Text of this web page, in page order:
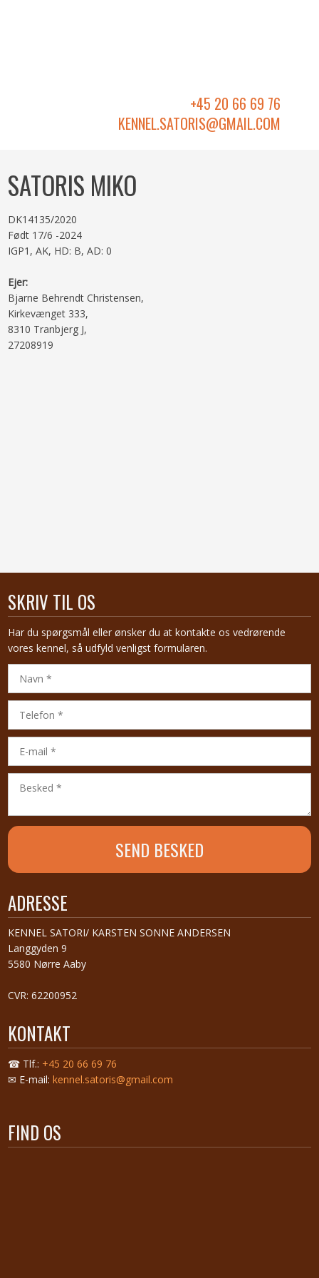
+45 20 66 69 76
KENNEL.SATORIS@GMAIL.COM​
SATORIS MIKO
DK14135/2020
Født 17/6 -2024
IGP1, AK, HD: B, AD: 0​
Ejer:
Bjarne Behrendt Christensen,
Kirkevænget 333,
8310 Tranbjerg J,
27208919
SKRIV TIL OS
Har du spørgsmål eller ønsker du at kontakte os vedrørende
vores kennel, så udfyld venligst formularen.
ADRESSE
​KENNEL SATORI/ KARSTEN SONNE ANDERSEN
Langgyden 9
5580 Nørre Aaby
CVR: 62200952
KONTAKT
☎ Tlf.: +45 20 66 69 76
✉ E-mail: kennel.satoris@gmail.com
FIND OS